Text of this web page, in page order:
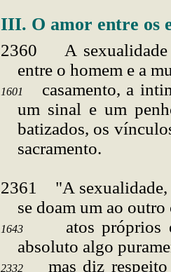
III. O amor entre os
2360 A
entre o homem e a
1601 casamento, a
um sinal e um
batizados, os
sacramento.
2361 "A
se doam um ao outro
1643 atos próprios
absoluto algo
2332mas diz